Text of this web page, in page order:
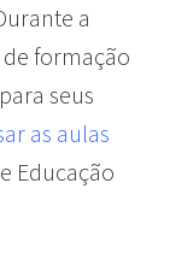
a
formação
seus
as aulas
Educação